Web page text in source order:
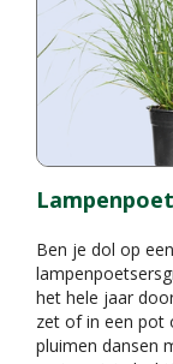
Ben je dol op
het hele jaar
zet of in een pot
pluimen dansen